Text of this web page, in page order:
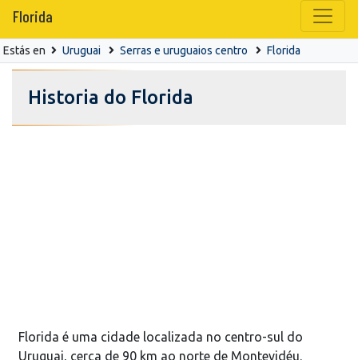
Florida
Estás en Uruguai Serras e uruguaios centro Florida
Historia do Florida
Florida é uma cidade localizada no centro-sul do
Uruguai, cerca de 90 km ao norte de Montevidéu.